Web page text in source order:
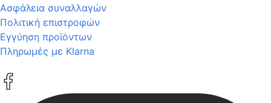
Ασφάλεια συναλλαγών
Πολιτική επιστροφών
Εγγύηση προϊόντων
Πληρωμές με Klarna